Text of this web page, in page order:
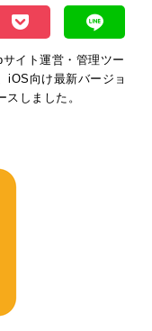
イト運営・管理ツー
iOS向け最新バージョ
スしました。